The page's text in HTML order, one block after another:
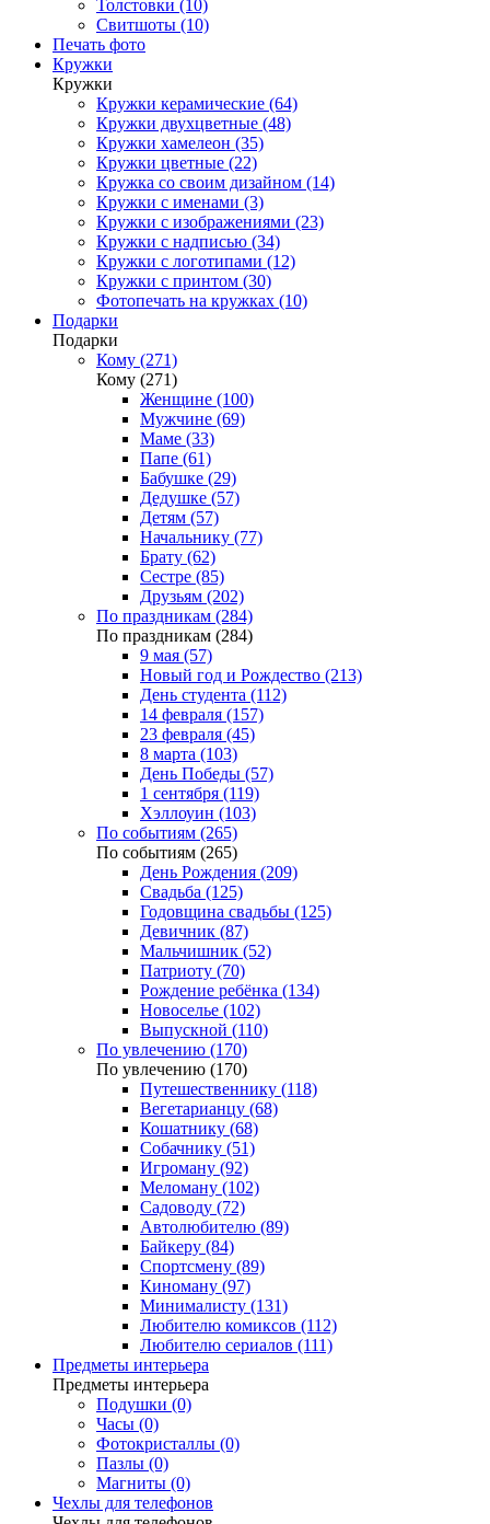
Толстовки (10)
Свитшоты (10)
Печать фото
Кружки
Кружки
Кружки керамические (64)
Кружки двухцветные (48)
Кружки хамелеон (35)
Кружки цветные (22)
Кружка со своим дизайном (14)
Кружки с именами (3)
Кружки с изображениями (23)
Кружки с надписью (34)
Кружки с логотипами (12)
Кружки с принтом (30)
Фотопечать на кружках (10)
Подарки
Подарки
Кому (271)
Кому (271)
Женщине (100)
Мужчине (69)
Маме (33)
Папе (61)
Бабушке (29)
Дедушке (57)
Детям (57)
Начальнику (77)
Брату (62)
Сестре (85)
Друзьям (202)
По праздникам (284)
По праздникам (284)
9 мая (57)
Новый год и Рождество (213)
День студента (112)
14 февраля (157)
23 февраля (45)
8 марта (103)
День Победы (57)
1 сентября (119)
Хэллоуин (103)
По событиям (265)
По событиям (265)
День Рождения (209)
Свадьба (125)
Годовщина свадьбы (125)
Девичник (87)
Мальчишник (52)
Патриоту (70)
Рождение ребёнка (134)
Новоселье (102)
Выпускной (110)
По увлечению (170)
По увлечению (170)
Путешественнику (118)
Вегетарианцу (68)
Кошатнику (68)
Собачнику (51)
Игроману (92)
Меломану (102)
Садоводу (72)
Автолюбителю (89)
Байкеру (84)
Спортсмену (89)
Киноману (97)
Минималисту (131)
Любителю комиксов (112)
Любителю сериалов (111)
Предметы интерьера
Предметы интерьера
Подушки (0)
Часы (0)
Фотокристаллы (0)
Пазлы (0)
Магниты (0)
Чехлы для телефонов